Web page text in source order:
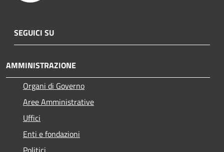
SEGUICI SU
AMMINISTRAZIONE
Organi di Governo
Aree Amministrative
Uffici
Enti e fondazioni